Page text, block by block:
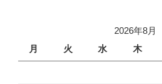
2026年8月
月
火 水 木